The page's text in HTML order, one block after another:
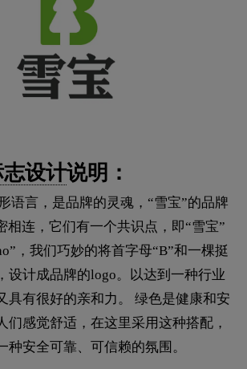
设计说明：
语言，是品牌的灵魂，“雪宝”的品牌
相连，它们有一个共识点，即“雪宝”
，我们巧妙的将首字母“B”和一棵挺
设计成品牌的logo。以达到一种行业
具有很好的亲和力。 绿色是健康和安
们感觉舒适，在这里采用这种搭配，
种安全可靠、可信赖的氛围。